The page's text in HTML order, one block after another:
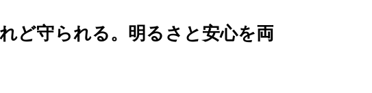
ど守られる。明るさと安心を両